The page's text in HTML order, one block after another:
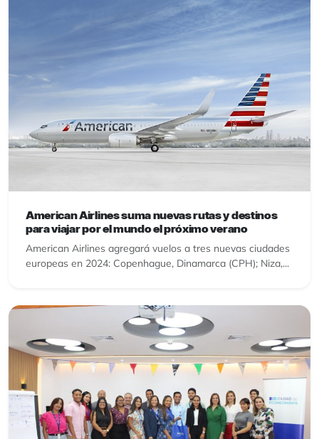
American Airlines suma nuevas rutas y destinos
para viajar por el mundo el próximo verano
American Airlines agregará vuelos a tres nuevas ciudades
europeas en 2024: Copenhague, Dinamarca (CPH); Niza,...